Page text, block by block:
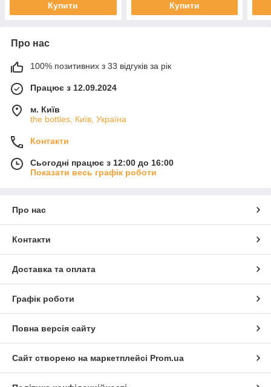
Купити Купити
Про нас
100% позитивних з 33 відгуків за рік
Працює з 12.09.2024
м. Київ
the bottles, Київ, Україна
Контакти
Сьогодні працює з 12:00 до 16:00
Показати весь графік роботи
Про нас
Контакти
Доставка та оплата
Графік роботи
Повна версія сайту
Сайт створено на маркетплейсі Prom.ua